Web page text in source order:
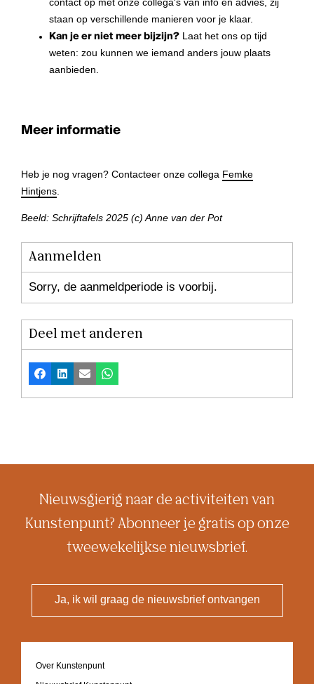
contact op met onze collega's van info en advies, zij
staan op verschillende manieren voor je klaar.
Kan je er niet meer bijzijn? Laat het ons op tijd
weten: zou kunnen we iemand anders jouw plaats
aanbieden.
Meer informatie
Heb je nog vragen? Contacteer onze collega Femke
Hintjens.
Beeld: Schrijftafels 2025 (c) Anne van der Pot
Aanmelden
Sorry, de aanmeldperiode is voorbij.
Deel met anderen
Facebook
LinkedInE-mailWhatsapp
Nieuwsgierig naar de activiteiten van
Kunstenpunt? Abonneer je gratis op onze
tweewekelijkse nieuwsbrief.
Ja, ik wil graag de nieuwsbrief ontvangen
Footer
Over Kunstenpunt